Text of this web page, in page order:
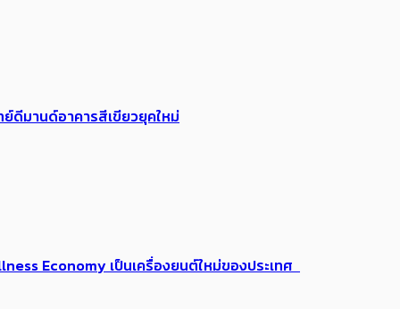
ย์ดีมานด์อาคารสีเขียวยุคใหม่
Economy เป็นเครื่องยนต์ใหม่ของประเทศ